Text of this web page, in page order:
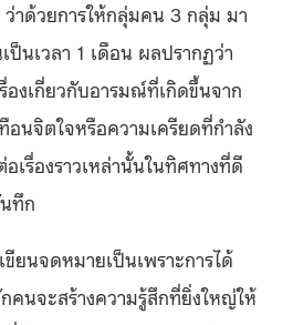
าด้วยการให้กลุ่มคน 3 กลุ่ม มา
ป็นเวลา 1 เดือน ผลปรากฏว่า
องเกี่ยวกับอารมณ์ที่เกิดขึ้นจาก
อนจิตใจหรือความเครียดที่กำลัง
รื่องราวเหล่านั้นในทิศทางที่ดี
ทึก
ยนจดหมายเป็นเพราะการได้
คนจะสร้างความรู้สึกที่ยิ่งใหญ่ให้